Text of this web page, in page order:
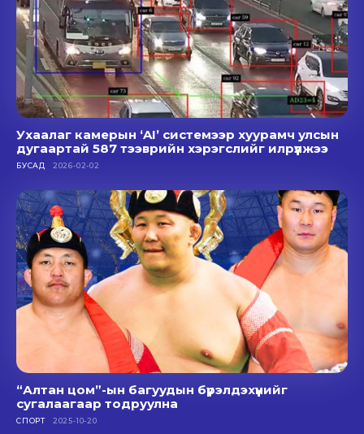
Ухаалаг камерын ‘AI’ системээр хуурамч улсын
дугаартай 587 тээврийн хэрэгслийг илрүүлжээ
БУСАД 2026-02-02
“Алтан цом”-ын багуудын бүрэлдэхүүнийг
сугалаагаар тодруулна
СПОРТ 2025-10-20